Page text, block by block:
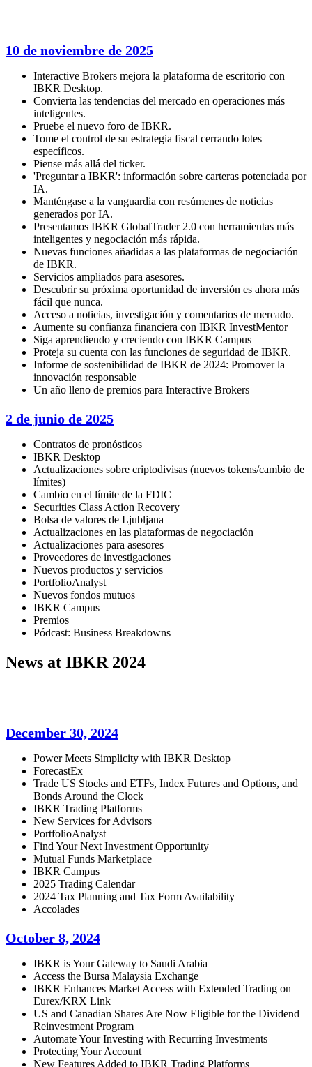
10 de noviembre de 2025
Interactive Brokers mejora la plataforma de escritorio con
IBKR Desktop.
Convierta las tendencias del mercado en operaciones más
inteligentes.
Pruebe el nuevo foro de IBKR.
Tome el control de su estrategia fiscal cerrando lotes
específicos.
Piense más allá del ticker.
'Preguntar a IBKR': información sobre carteras potenciada por
IA.
Manténgase a la vanguardia con resúmenes de noticias
generados por IA.
Presentamos IBKR GlobalTrader 2.0 con herramientas más
inteligentes y negociación más rápida.
Nuevas funciones añadidas a las plataformas de negociación
de IBKR.
Servicios ampliados para asesores.
Descubrir su próxima oportunidad de inversión es ahora más
fácil que nunca.
Acceso a noticias, investigación y comentarios de mercado.
Aumente su confianza financiera con IBKR InvestMentor
Siga aprendiendo y creciendo con IBKR Campus
Proteja su cuenta con las funciones de seguridad de IBKR.
Informe de sostenibilidad de IBKR de 2024: Promover la
innovación responsable
Un año lleno de premios para Interactive Brokers
2 de junio de 2025
Contratos de pronósticos
IBKR Desktop
Actualizaciones sobre criptodivisas (nuevos tokens/cambio de
límites)
Cambio en el límite de la FDIC
Securities Class Action Recovery
Bolsa de valores de Ljubljana
Actualizaciones en las plataformas de negociación
Actualizaciones para asesores
Proveedores de investigaciones
Nuevos productos y servicios
PortfolioAnalyst
Nuevos fondos mutuos
IBKR Campus
Premios
Pódcast: Business Breakdowns
News at IBKR 2024
December 30, 2024
Power Meets Simplicity with IBKR Desktop
ForecastEx
Trade US Stocks and ETFs, Index Futures and Options, and
Bonds Around the Clock
IBKR Trading Platforms
New Services for Advisors
PortfolioAnalyst
Find Your Next Investment Opportunity
Mutual Funds Marketplace
IBKR Campus
2025 Trading Calendar
2024 Tax Planning and Tax Form Availability
Accolades
October 8, 2024
IBKR is Your Gateway to Saudi Arabia
Access the Bursa Malaysia Exchange
IBKR Enhances Market Access with Extended Trading on
Eurex/KRX Link
US and Canadian Shares Are Now Eligible for the Dividend
Reinvestment Program
Automate Your Investing with Recurring Investments
Protecting Your Account
New Features Added to IBKR Trading Platforms